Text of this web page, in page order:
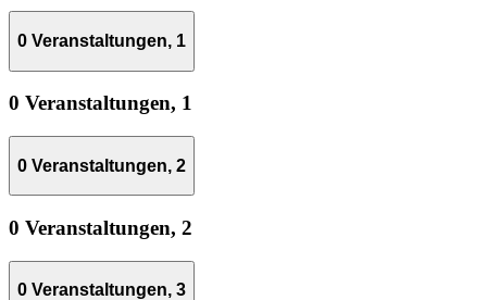
0 Veranstaltungen, 1
0 Veranstaltungen, 1
0 Veranstaltungen, 2
0 Veranstaltungen, 2
0 Veranstaltungen, 3